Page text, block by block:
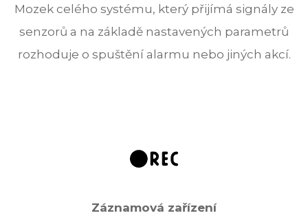
Mozek celého systému, který přijímá signály ze
senzorů a na základě nastavených parametrů
rozhoduje o spuštění alarmu nebo jiných akcí.
Záznamová zařízení